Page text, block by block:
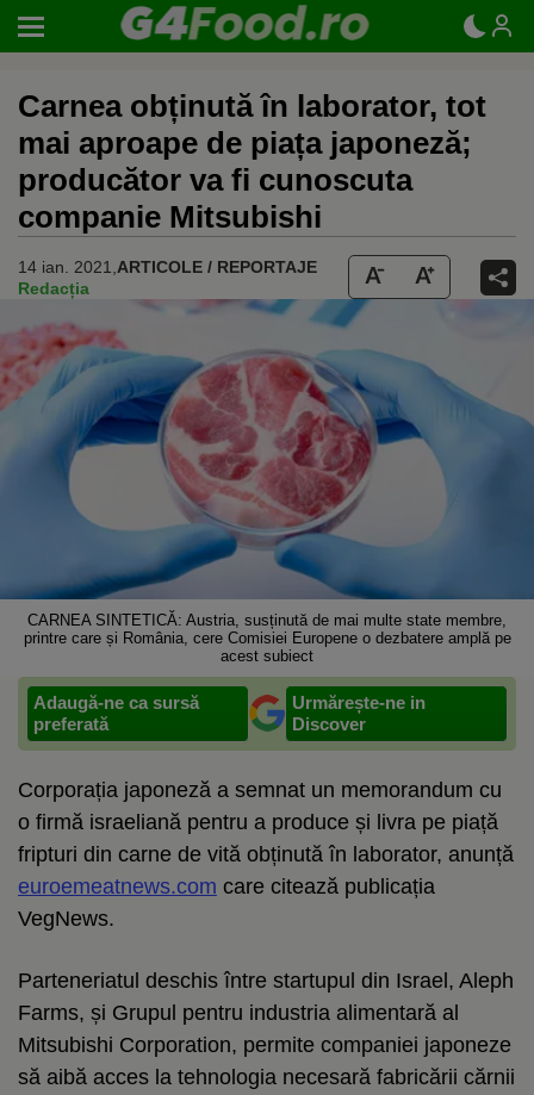
Carnea obținută în laborator, tot
mai aproape de piața japoneză;
producător va fi cunoscuta
companie Mitsubishi
14 ian. 2021, ARTICOLE / REPORTAJE
Redacția
CARNEA SINTETICĂ: Austria, susținută de mai multe state membre,
printre care și România, cere Comisiei Europene o dezbatere amplă pe
acest subiect
Adaugă-ne ca sursă
preferată
Urmărește-ne in
Discover
Corporația japoneză a semnat un memorandum cu
o firmă israeliană pentru a produce și livra pe piață
fripturi din carne de vită obținută în laborator, anunță
euroemeatnews.com care citează publicația
VegNews.
Parteneriatul deschis între startupul din Israel, Aleph
Farms, și Grupul pentru industria alimentară al
Mitsubishi Corporation, permite companiei japoneze
să aibă acces la tehnologia necesară fabricării cărnii